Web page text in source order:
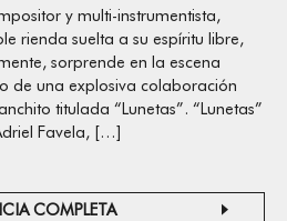
y multi-instrumentista,
rienda suelta a su espíritu libre,
sorprende en la escena
de una explosiva colaboración
titulada “Lunetas”. “Lunetas”
Favela, […]
COMPLETA